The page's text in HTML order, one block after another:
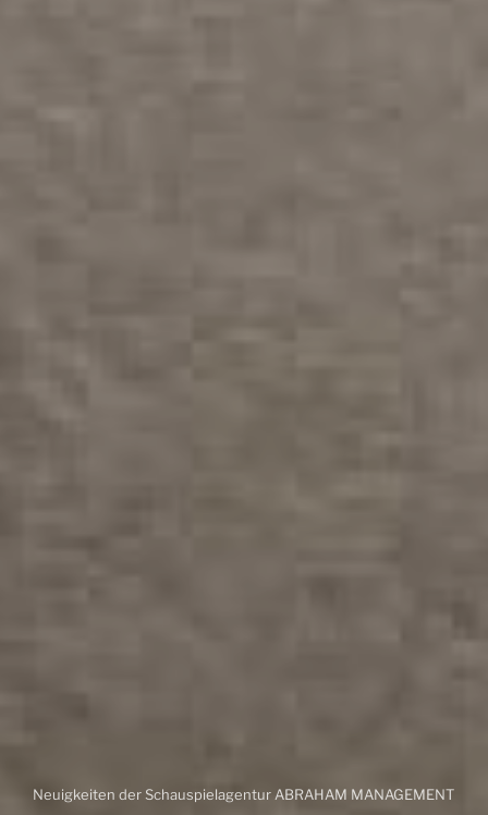
Neuigkeiten der Schauspielagentur ABRAHAM MANAGEMENT